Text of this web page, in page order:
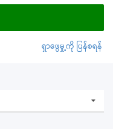
ရှာဖွေမှု့ကို ပြန်စရန်